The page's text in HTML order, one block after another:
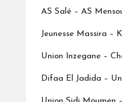
AS Salé – AS
Jeunesse Massira –
Union Inzegane –
Difaa El Jadida –